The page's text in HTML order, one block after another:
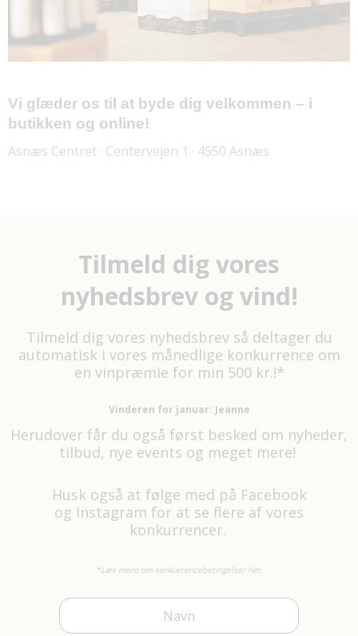
Vi glæder os til at byde dig velkommen – i
butikken og online!
Asnæs Centret · Centervejen 1 · 4550 Asnæs
Tilmeld dig vores
nyhedsbrev og vind!
Tilmeld dig vores nyhedsbrev så deltager du
automatisk i vores månedlige konkurrence om
en vinpræmie for min 500 kr.!*
Vinderen for januar: Jeanne
Herudover får du også først besked om nyheder,
tilbud, nye events og meget mere!
Husk også at følge med på Facebook
og Instagram for at se flere af vores
konkurrencer.
*Læs mere om konkurrencebetingelser her.